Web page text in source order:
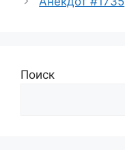
Поиск